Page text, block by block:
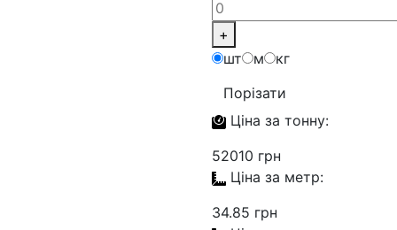
+
шт
м
кг
Порізати
Ціна за тонну:
52010 грн
Ціна за метр:
34.85 грн